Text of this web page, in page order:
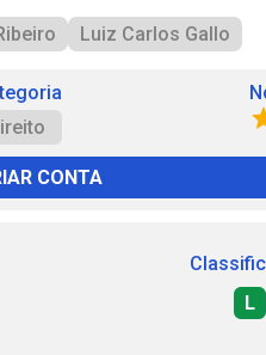
Luiz Carlos Gallo
CONTA
L